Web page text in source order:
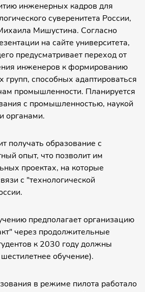
инженерных кадров для
суверенитета России,
Мишустина. Согласно
на сайте университета,
предусматривает переход от
инженеров к формированию
способных адаптироваться
промышленности. Планируется
с промышленностью, наукой
органами.
получать образование с
опыт, что позволит им
проектах, на которые
с "технологической
предполагает организацию
через продолжительные
к 2030 году должны
обучение).
в режиме пилота работало